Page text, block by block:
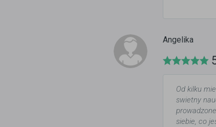
Angelika
Od kilku
swietny
siebie, co